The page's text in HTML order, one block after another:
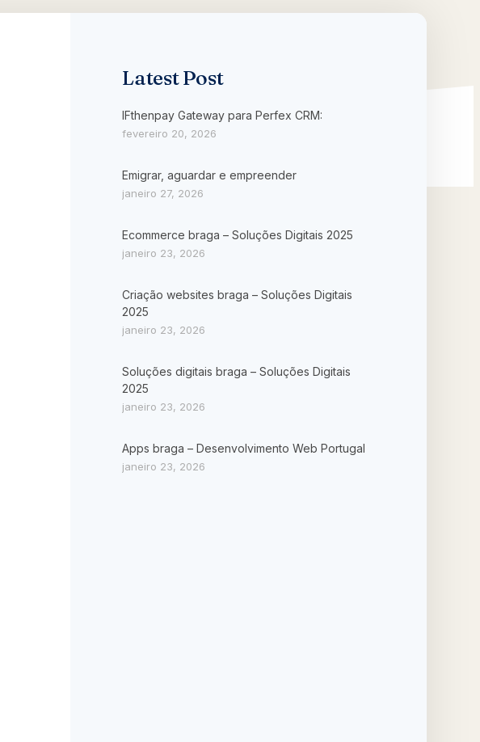
Latest Post
IFthenpay Gateway para Perfex CRM:
fevereiro 20, 2026
Emigrar, aguardar e empreender
janeiro 27, 2026
Ecommerce braga – Soluções Digitais 2025
janeiro 23, 2026
Criação websites braga – Soluções Digitais
2025
janeiro 23, 2026
Soluções digitais braga – Soluções Digitais
2025
janeiro 23, 2026
Apps braga – Desenvolvimento Web Portugal
janeiro 23, 2026